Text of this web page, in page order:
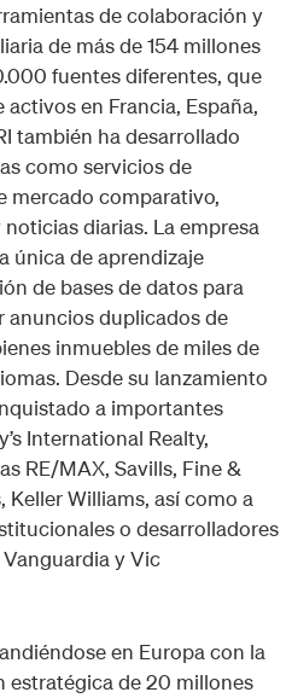
de colaboración y
de más de 154 millones
fuentes diferentes, que
en Francia, España,
también ha desarrollado
como servicios de
mercado comparativo,
diarias. La empresa
única de aprendizaje
de bases de datos para
anuncios duplicados de
inmuebles de miles de
Desde su lanzamiento
a importantes
International Realty,
RE/MAX, Savills, Fine &
Keller Williams, así como a
o desarrolladores
y Vic
en Europa con la
estratégica de 20 millones